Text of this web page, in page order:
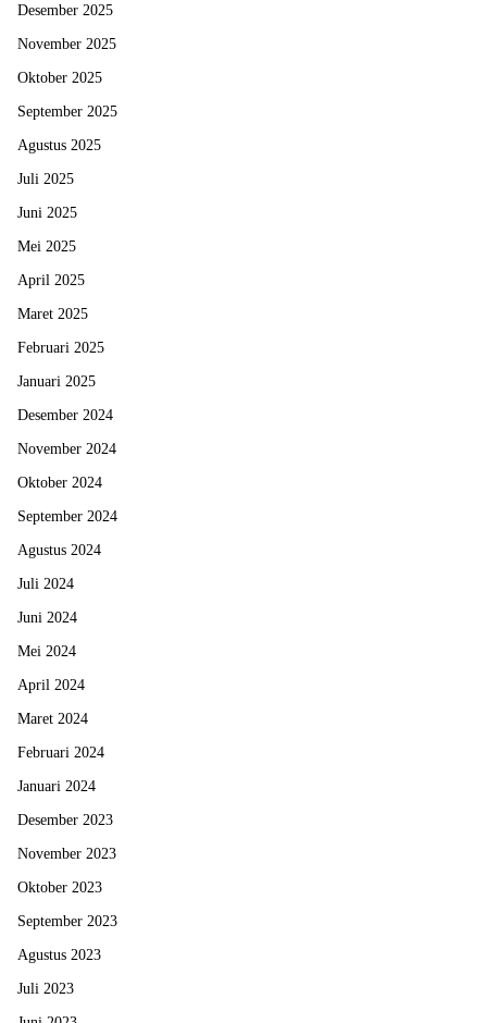
Desember 2025
November 2025
Oktober 2025
September 2025
Agustus 2025
Juli 2025
Juni 2025
Mei 2025
April 2025
Maret 2025
Februari 2025
Januari 2025
Desember 2024
November 2024
Oktober 2024
September 2024
Agustus 2024
Juli 2024
Juni 2024
Mei 2024
April 2024
Maret 2024
Februari 2024
Januari 2024
Desember 2023
November 2023
Oktober 2023
September 2023
Agustus 2023
Juli 2023